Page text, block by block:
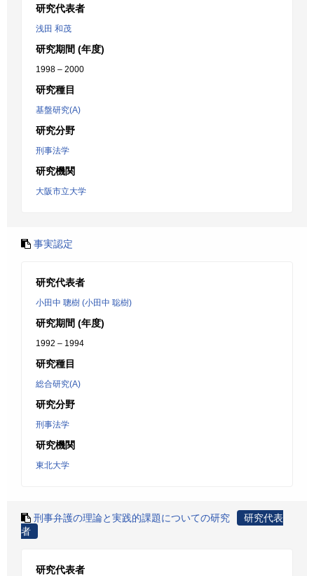
研究代表者
浅田 和茂
研究期間 (年度)
1998 – 2000
研究種目
基盤研究(A)
研究分野
刑事法学
研究機関
大阪市立大学
事実認定
研究代表者
小田中 聰樹 (小田中 聡樹)
研究期間 (年度)
1992 – 1994
研究種目
総合研究(A)
研究分野
刑事法学
研究機関
東北大学
刑事弁護の理論と実践的課題についての研究
研究代表
者
研究代表者